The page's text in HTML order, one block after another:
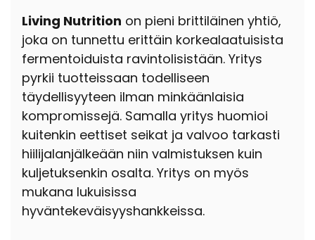
Living Nutrition on pieni brittiläinen yhtiö,
joka on tunnettu erittäin korkealaatuisista
fermentoiduista ravintolisistään. Yritys
pyrkii tuotteissaan todelliseen
täydellisyyteen ilman minkäänlaisia
kompromissejä. Samalla yritys huomioi
kuitenkin eettiset seikat ja valvoo tarkasti
hiilijalanjälkeään niin valmistuksen kuin
kuljetuksenkin osalta. Yritys on myös
mukana lukuisissa
hyväntekeväisyyshankkeissa.